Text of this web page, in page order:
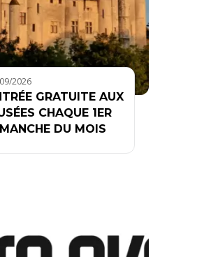
2026
GRATUITE AUX
CHAQUE 1ER
DU MOIS